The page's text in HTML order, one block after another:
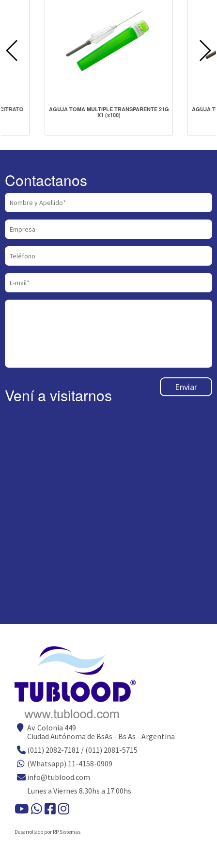
AGUJA TOMA MULTIPLE TRANSPARENTE 21G
X1 (x100)
AGUJA
Contactanos
Enviar
Vení a visitarnos
Av. Colonia 449
Ciudad Autónoma de BsAs - Bs As - Argentina
(011) 2082-7181 / (011) 2081-5715
(Whatsapp) 11-4158-0909
info@tublood.com
Lunes a Viernes 8.30hs a 17.00hs
Desarrollado por RP Sistemas